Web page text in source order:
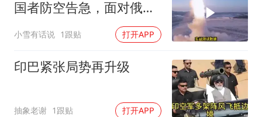
两名乘客在飞机上因调节座椅起冲突
山东潍坊发布大风黄色预警
夯实基础开新局
国者防空告急，面对俄朝
联手，泽连斯基到底有多
绝望？
小雪有话说 1跟贴 打开APP
印巴紧张局势再升级
抽象老谢 1跟贴 打开APP